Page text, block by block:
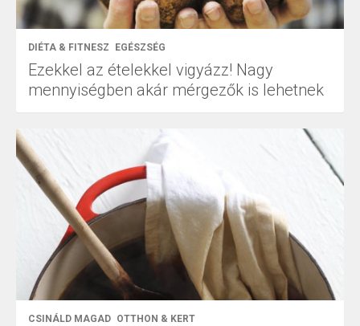
DIÉTA & FITNESZ EGÉSZSÉG
Ezekkel az ételekkel vigyázz! Nagy
mennyiségben akár mérgezők is lehetnek
CSINÁLD MAGAD OTTHON & KERT